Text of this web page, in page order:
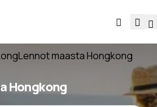
Lennot maasta Hongkong
Hongkong